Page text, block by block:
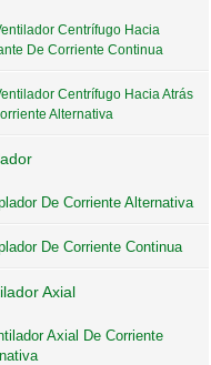
Centrífugo Hacia
De Corriente Continua
Centrífugo Hacia Atrás
Alternativa
De Corriente Alternativa
De Corriente Continua
Axial
Axial De Corriente